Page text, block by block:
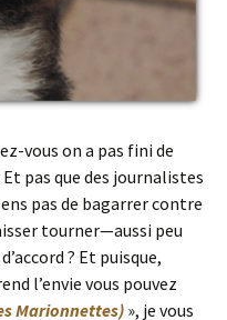
vous on a pas fini de
pas que des journalistes
pas de bagarrer contre
tourner—aussi peu
? Et puisque,
l’envie vous pouvez
Marionnettes) », je vous